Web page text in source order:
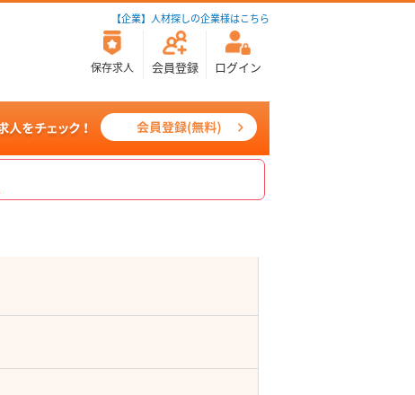
【企業】人材探しの企業様はこちら
保存求人 会員登録 ログイン